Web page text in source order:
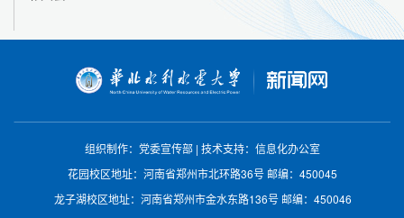
组织制作：党委宣传部 | 技术支持：信息化办公室
花园校区地址：河南省郑州市北环路36号 邮编：450045
龙子湖校区地址：河南省郑州市金水东路136号 邮编：450046